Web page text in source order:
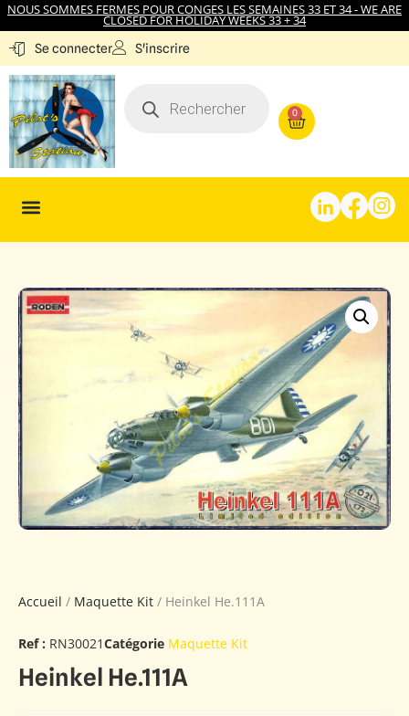
NOUS SOMMES FERMES POUR CONGES LES SEMAINES 33 ET 34 - WE ARE
CLOSED FOR HOLIDAY WEEKS 33 + 34
Se connecter S'inscrire
0
Accueil / Maquette Kit / Heinkel He.111A
Ref : RN30021Catégorie Maquette Kit
Heinkel He.111A